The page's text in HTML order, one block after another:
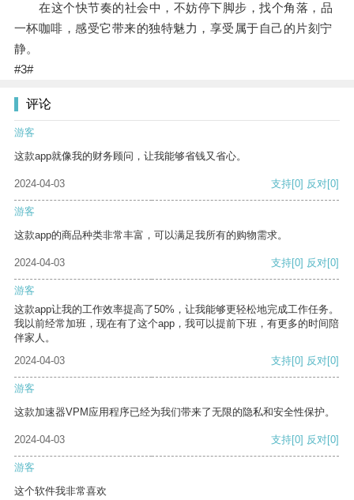
在这个快节奏的社会中，不妨停下脚步，找个角落，品
一杯咖啡，感受它带来的独特魅力，享受属于自己的片刻宁
静。
#3#
评论
游客
这款app就像我的财务顾问，让我能够省钱又省心。
2024-04-03 支持[0] 反对[0]
游客
这款app的商品种类非常丰富，可以满足我所有的购物需求。
2024-04-03 支持[0] 反对[0]
游客
这款app让我的工作效率提高了50%，让我能够更轻松地完成工作任务。
我以前经常加班，现在有了这个app，我可以提前下班，有更多的时间陪
伴家人。
2024-04-03
支持[0] 反对[0]
游客
这款加速器VPM应用程序已经为我们带来了无限的隐私和安全性保护。
2024-04-03 支持[0] 反对[0]
游客
这个软件我非常喜欢